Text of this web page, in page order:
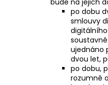
po dobu
smlouvy
ujednáno
dvou let,
po dobu,
rozumně